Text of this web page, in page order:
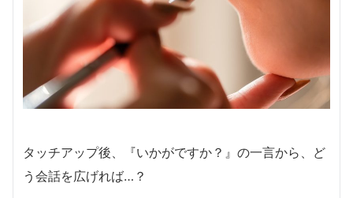
タッチアップ後、『いかがですか？』の一言から、ど
う会話を広げれば…？